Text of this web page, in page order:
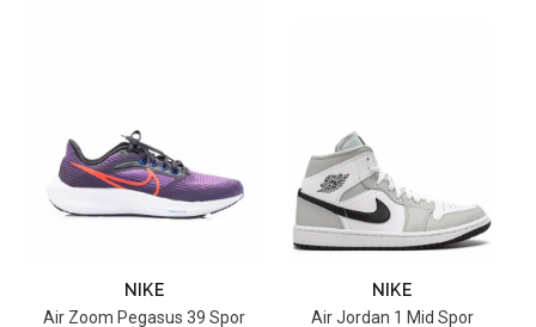
NIKE
Air Zoom Pegasus 39 Spor
NIKE
Air Jordan 1 Mid Spor